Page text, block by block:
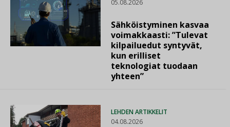
05.08.2026
Sähköistyminen kasvaa
voimakkaasti: ”Tulevat
kilpailuedut syntyvät,
kun erilliset
teknologiat tuodaan
yhteen”
LEHDEN ARTIKKELIT
04.08.2026